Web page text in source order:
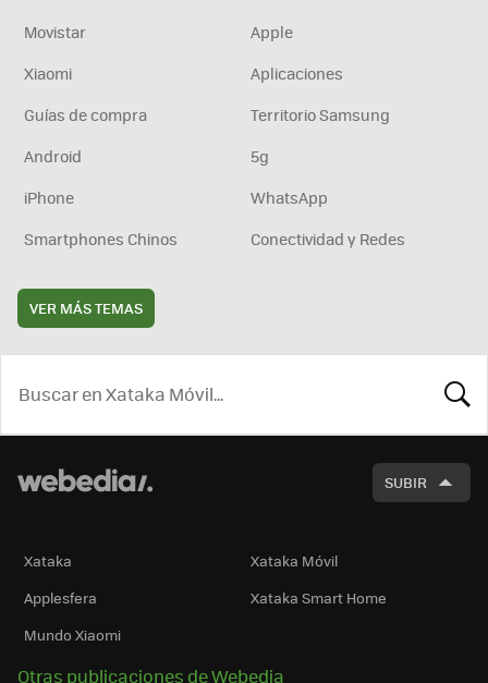
Movistar
Apple
Xiaomi
Aplicaciones
Guías de compra
Territorio Samsung
Android
5g
iPhone
WhatsApp
Smartphones Chinos
Conectividad y Redes
VER MÁS TEMAS
SUBIR
Xataka
Xataka Móvil
Applesfera
Xataka Smart Home
Mundo Xiaomi
Otras publicaciones de Webedia